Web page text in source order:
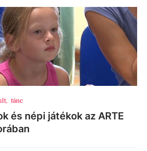
, tánc
és népi játékok az ARTE